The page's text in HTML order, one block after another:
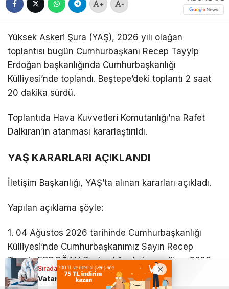
Sıradaki Haber
Ezine’de Orman yangını: Alevlerin enerjisi düşürüldü
+ -
Yüksek Askeri Şura (YAŞ), 2026 yılı olağan
toplantısı bugün Cumhurbaşkanı Recep Tayyip
Erdoğan başkanlığında Cumhurbaşkanlığı
Külliyesi’nde toplandı. Beştepe’deki toplantı 2 saat
20 dakika sürdü.
Toplantıda Hava Kuvvetleri Komutanlığı’na Rafet
Dalkıran’ın atanması kararlaştırıldı.
YAŞ KARARLARI AÇIKLANDI
İletişim Başkanlığı, YAŞ’ta alınan kararları açıkladı.
Yapılan açıklama şöyle:
1. 04 Ağustos 2026 tarihinde Cumhurbaşkanlığı
Külliyesi’nde Cumhurbaşkanımız Sayın Recep
Tayyip ERDOĞAN Başkanlığında icra edilen, 2026
yılı Yüksek Askerî Şûra toplantısında, Türk Silahlı
Sıradaki Haber
Vatandaşları yakından ilgilendiren haber: Artık hastaneye gitmeye gerek yok